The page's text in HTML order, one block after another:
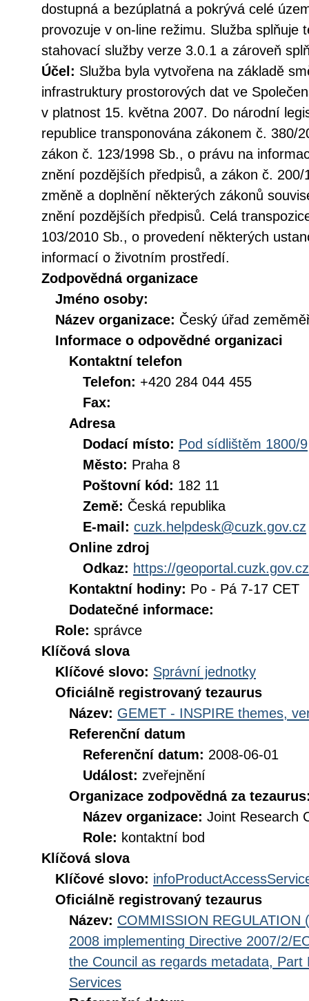
dostupná a bezúplatná a pokrývá celé
provozuje v on-line režimu. Služba splňuje
stahovací služby verze 3.0.1 a zároveň
Účel: Služba byla vytvořena na základě
infrastruktury prostorových dat ve
v platnost 15. května 2007. Do národní
republice transponována zákonem č. 380/
zákon č. 123/1998 Sb., o právu na
znění pozdějších předpisů, a zákon č.
změně a doplnění některých zákonů
znění pozdějších předpisů. Celá
103/2010 Sb., o provedení některých
informací o životním prostředí.
Zodpovědná organizace
Jméno osoby:
Název organizace: Český úřad
Informace o odpovědné organizaci
Kontaktní telefon
Telefon: +420 284 044 455
Fax:
Adresa
Dodací místo: Pod sídlištěm 1800/9
Město: Praha 8
Poštovní kód: 182 11
Země: Česká republika
E-mail: cuzk.helpdesk@cuzk.gov.cz
Online zdroj
Odkaz: https://geoportal.cuzk.gov.cz
Kontaktní hodiny: Po - Pá 7-17 CET
Dodatečné informace:
Role: správce
Klíčová slova
Klíčové slovo: Správní jednotky
Oficiálně registrovaný tezaurus
Název: GEMET - INSPIRE themes,
Referenční datum
Referenční datum: 2008-06-01
Událost: zveřejnění
Organizace zodpovědná za
Název organizace: Joint Research
Role: kontaktní bod
Klíčová slova
Klíčové slovo:
Oficiálně registrovaný tezaurus
Název: COMMISSION REGULATION
2008 implementing Directive 2007/2/
the Council as regards metadata,
Services